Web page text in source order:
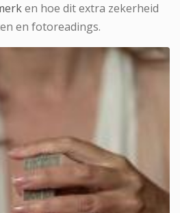
en hoe dit extra zekerheid
en fotoreadings.